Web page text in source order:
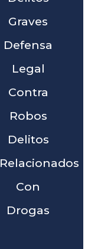
Graves
Defensa
Legal
Contra
Robos
Delitos
Relacionados
Con
Drogas